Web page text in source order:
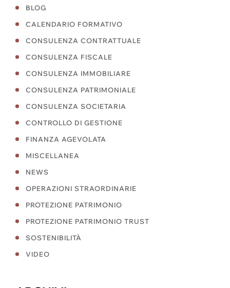
BLOG
CALENDARIO FORMATIVO
CONSULENZA CONTRATTUALE
CONSULENZA FISCALE
CONSULENZA IMMOBILIARE
CONSULENZA PATRIMONIALE
CONSULENZA SOCIETARIA
CONTROLLO DI GESTIONE
FINANZA AGEVOLATA
MISCELLANEA
NEWS
OPERAZIONI STRAORDINARIE
PROTEZIONE PATRIMONIO
PROTEZIONE PATRIMONIO TRUST
SOSTENIBILITÀ
VIDEO